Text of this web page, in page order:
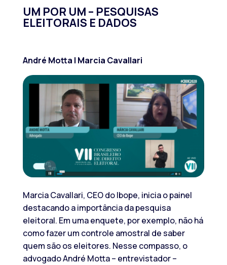
UM POR UM – PESQUISAS
ELEITORAIS E DADOS
André Motta | Marcia Cavallari
Marcia Cavallari, CEO do Ibope, inicia o painel
destacando a importância da pesquisa
eleitoral. Em uma enquete, por exemplo, não há
como fazer um controle amostral de saber
quem são os eleitores. Nesse compasso, o
advogado André Motta – entrevistador –